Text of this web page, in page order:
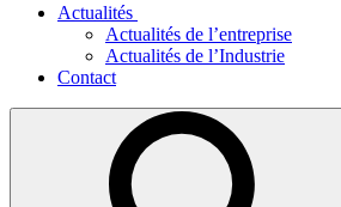
Actualités
Actualités de l’entreprise
Actualités de l’Industrie
Contact